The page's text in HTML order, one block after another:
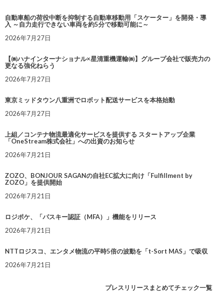
自動車船の荷役中断を抑制する自動車移動用「スケーター」を開発・導
入 ～自力走行できない車両を約5分で移動可能に～
2026年7月27日
【㈱ハナインターナショナル×星清重機運輸㈱】グループ会社で販売力の
更なる強化ねらう
2026年7月27日
東京ミッドタウン八重洲でロボット配送サービスを本格始動
2026年7月27日
上組／コンテナ物流最適化サービスを提供する スタートアップ企業
「OneStream株式会社」への出資のお知らせ
2026年7月21日
ZOZO、BONJOUR SAGANの自社EC拡大に向け「Fulfillment by
ZOZO」を提供開始
2026年7月21日
ロジポケ、「パスキー認証（MFA）」機能をリリース
2026年7月21日
NTTロジスコ、エンタメ物流の平時5倍の波動を「t-Sort MAS」で吸収
2026年7月21日
プレスリリースまとめてチェック一覧